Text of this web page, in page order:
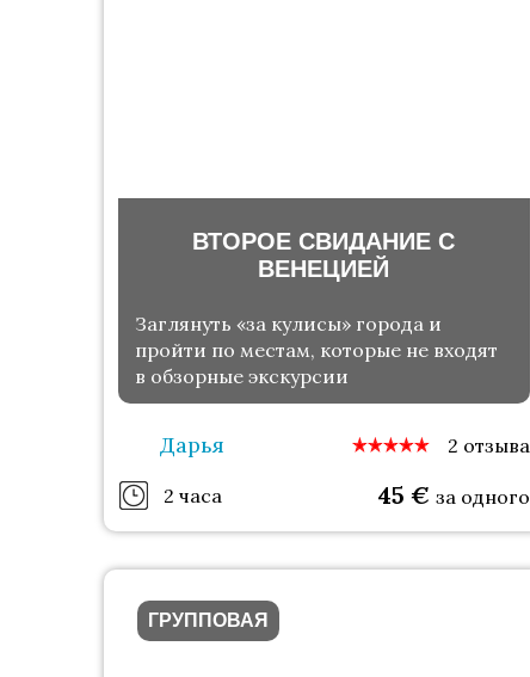
ВТОРОЕ СВИДАНИЕ С
ВЕНЕЦИЕЙ
Заглянуть «за кулисы» города и
пройти по местам, которые не входят
в обзорные экскурсии
Дарья 2 отзыва
2 часа 45 € за одного
ГРУППОВАЯ